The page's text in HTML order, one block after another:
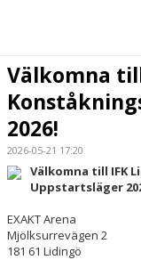
PÅSKLOVSLÄGER 2026
Välkomna
2026!
2026-05-21 17:20
Välkomna till IFK
Uppstartsläger
EXAKT Arena
Mjölksurrevägen 2
181 61 Lidingö